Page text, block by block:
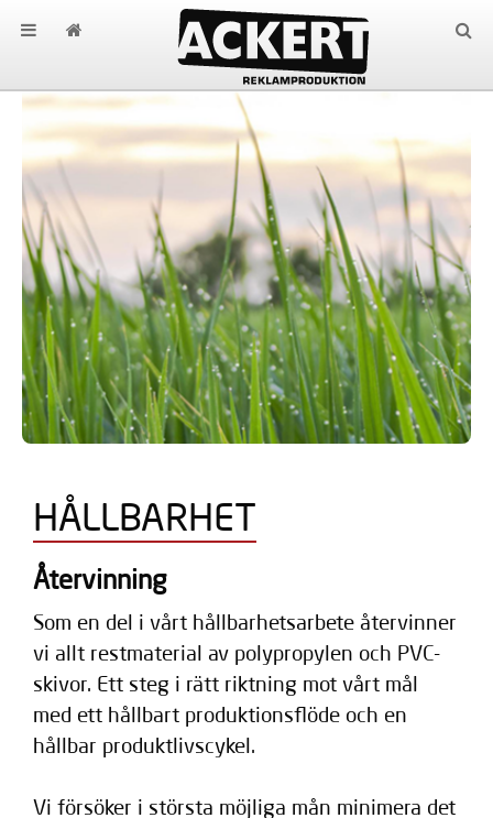
HÅLLBARHET
Återvinning
Som en del i vårt hållbarhetsarbete återvinner
vi allt restmaterial av polypropylen och PVC-
skivor. Ett steg i rätt riktning mot vårt mål
med ett hållbart produktionsflöde och en
hållbar produktlivscykel.
Vi försöker i största möjliga mån minimera det